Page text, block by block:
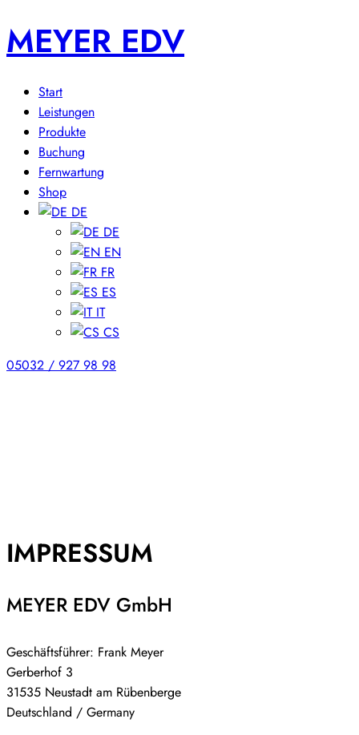
MEYER EDV
Start
Leistungen
Produkte
Buchung
Fernwartung
Shop
DE
DE
EN
FR
ES
IT
CS
05032 / 927 98 98
IMPRESSUM
MEYER EDV GmbH
Geschäftsführer: Frank Meyer
Gerberhof 3
31535 Neustadt am Rübenberge
Deutschland / Germany